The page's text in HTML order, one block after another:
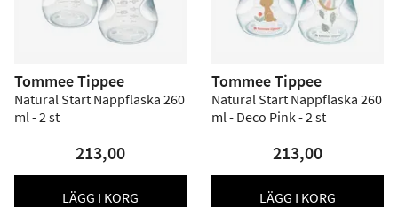
Tommee Tippee
Natural Start Nappflaska 260
ml - 2 st
213,00
LÄGG I KORG
Tommee Tippee
Natural Start Nappflaska 260
ml - Deco Pink - 2 st
213,00
LÄGG I KORG